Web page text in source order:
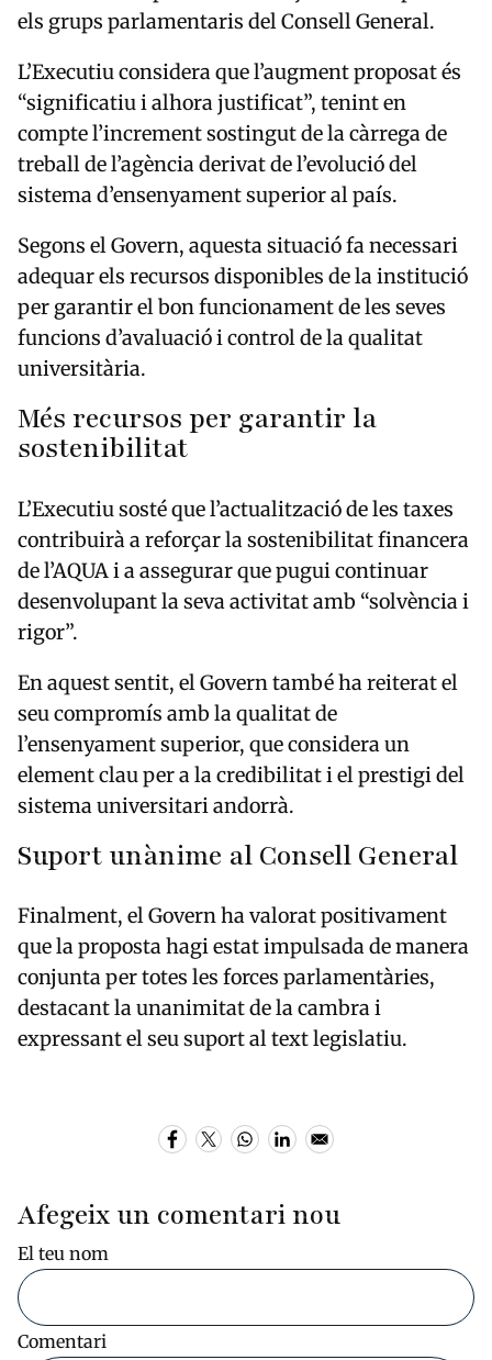
els grups parlamentaris del Consell General.
L’Executiu considera que l’augment proposat és
“significatiu i alhora justificat”, tenint en
compte l’increment sostingut de la càrrega de
treball de l’agència derivat de l’evolució del
sistema d’ensenyament superior al país.
Segons el Govern, aquesta situació fa necessari
adequar els recursos disponibles de la institució
per garantir el bon funcionament de les seves
funcions d’avaluació i control de la qualitat
universitària.
Més recursos per garantir la
sostenibilitat
L’Executiu sosté que l’actualització de les taxes
contribuirà a reforçar la sostenibilitat financera
de l’AQUA i a assegurar que pugui continuar
desenvolupant la seva activitat amb “solvència i
rigor”.
En aquest sentit, el Govern també ha reiterat el
seu compromís amb la qualitat de
l’ensenyament superior, que considera un
element clau per a la credibilitat i el prestigi del
sistema universitari andorrà.
Suport unànime al Consell General
Finalment, el Govern ha valorat positivament
que la proposta hagi estat impulsada de manera
conjunta per totes les forces parlamentàries,
destacant la unanimitat de la cambra i
expressant el seu suport al text legislatiu.
Afegeix un comentari nou
El teu nom
Comentari